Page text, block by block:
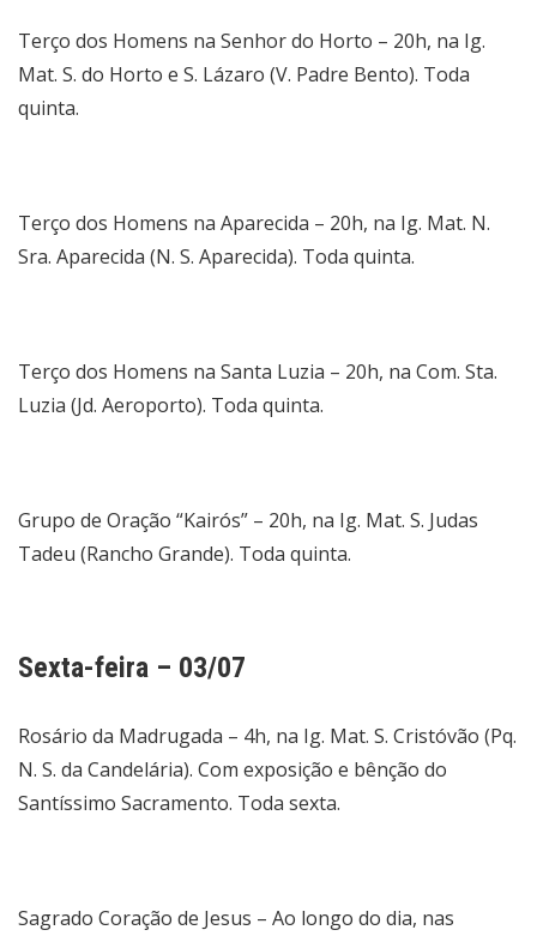
Terço dos Homens na Senhor do Horto – 20h, na Ig.
Mat. S. do Horto e S. Lázaro (V. Padre Bento). Toda
quinta.
Terço dos Homens na Aparecida – 20h, na Ig. Mat. N.
Sra. Aparecida (N. S. Aparecida). Toda quinta.
Terço dos Homens na Santa Luzia – 20h, na Com. Sta.
Luzia (Jd. Aeroporto). Toda quinta.
Grupo de Oração “Kairós” – 20h, na Ig. Mat. S. Judas
Tadeu (Rancho Grande). Toda quinta.
Sexta-feira – 03/07
Rosário da Madrugada – 4h, na Ig. Mat. S. Cristóvão (Pq.
N. S. da Candelária). Com exposição e bênção do
Santíssimo Sacramento. Toda sexta.
Sagrado Coração de Jesus – Ao longo do dia, nas